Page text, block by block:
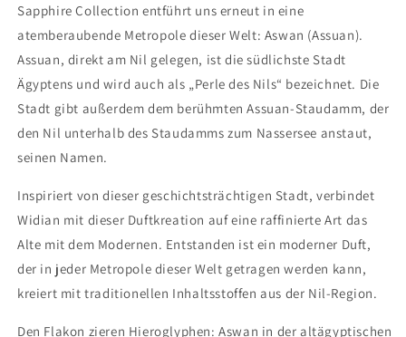
Sapphire Collection entführt uns erneut in eine
atemberaubende Metropole dieser Welt: Aswan (Assuan).
Assuan, direkt am Nil gelegen, ist die südlichste Stadt
Ägyptens und wird auch als „Perle des Nils“ bezeichnet. Die
Stadt gibt außerdem dem berühmten Assuan-Staudamm, der
den Nil unterhalb des Staudamms zum Nassersee anstaut,
seinen Namen.
Inspiriert von dieser geschichtsträchtigen Stadt, verbindet
Widian mit dieser Duftkreation auf eine raffinierte Art das
Alte mit dem Modernen. Entstanden ist ein moderner Duft,
der in jeder Metropole dieser Welt getragen werden kann,
kreiert mit traditionellen Inhaltsstoffen aus der Nil-Region.
Den Flakon zieren Hieroglyphen: Aswan in der altägyptischen